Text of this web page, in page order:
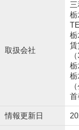
取扱会社
栃
栃
賃
栃
栃
首
情報更新日